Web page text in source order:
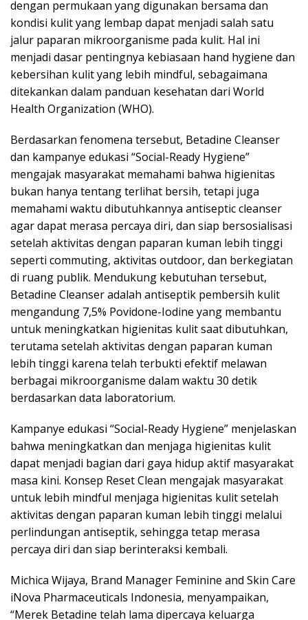
dengan permukaan yang digunakan bersama dan
kondisi kulit yang lembap dapat menjadi salah satu
jalur paparan mikroorganisme pada kulit. Hal ini
menjadi dasar pentingnya kebiasaan hand hygiene dan
kebersihan kulit yang lebih mindful, sebagaimana
ditekankan dalam panduan kesehatan dari World
Health Organization (WHO).
Berdasarkan fenomena tersebut, Betadine Cleanser
dan kampanye edukasi “Social-Ready Hygiene”
mengajak masyarakat memahami bahwa higienitas
bukan hanya tentang terlihat bersih, tetapi juga
memahami waktu dibutuhkannya antiseptic cleanser
agar dapat merasa percaya diri, dan siap bersosialisasi
setelah aktivitas dengan paparan kuman lebih tinggi
seperti commuting, aktivitas outdoor, dan berkegiatan
di ruang publik. Mendukung kebutuhan tersebut,
Betadine Cleanser adalah antiseptik pembersih kulit
mengandung 7,5% Povidone-Iodine yang membantu
untuk meningkatkan higienitas kulit saat dibutuhkan,
terutama setelah aktivitas dengan paparan kuman
lebih tinggi karena telah terbukti efektif melawan
berbagai mikroorganisme dalam waktu 30 detik
berdasarkan data laboratorium.
Kampanye edukasi “Social-Ready Hygiene” menjelaskan
bahwa meningkatkan dan menjaga higienitas kulit
dapat menjadi bagian dari gaya hidup aktif masyarakat
masa kini. Konsep Reset Clean mengajak masyarakat
untuk lebih mindful menjaga higienitas kulit setelah
aktivitas dengan paparan kuman lebih tinggi melalui
perlindungan antiseptik, sehingga tetap merasa
percaya diri dan siap berinteraksi kembali.
Michica Wijaya, Brand Manager Feminine and Skin Care
iNova Pharmaceuticals Indonesia, menyampaikan,
“Merek Betadine telah lama dipercaya keluarga